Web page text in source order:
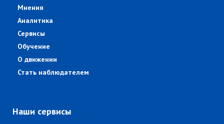
Мнения
Аналитика
Сервисы
Обучение
О движении
Стать наблюдателем
Наши сервисы